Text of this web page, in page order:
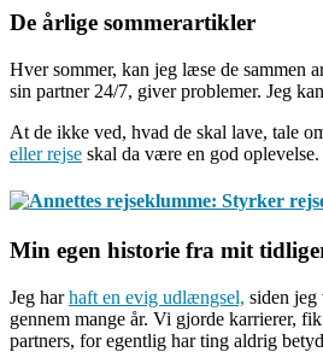
De årlige sommerartikler
Hver sommer, kan jeg læse de sammen
sin partner 24/7, giver problemer. Jeg
At de ikke ved, hvad de skal lave, tale
eller rejse skal da være en god oplevelse.
Min egen historie fra mit
Jeg harhaft en evig udlængsel, siden jeg
gennem mange år. Vi gjorde karrierer,
partners, for egentlig har ting aldrig